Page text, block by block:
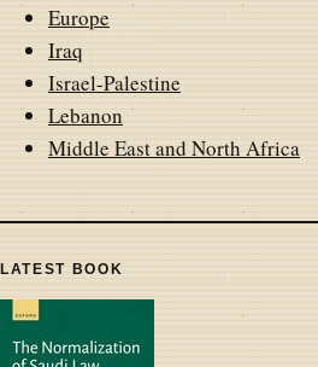
Europe
Iraq
Israel-Palestine
Lebanon
Middle East and North Africa
LATEST BOOK